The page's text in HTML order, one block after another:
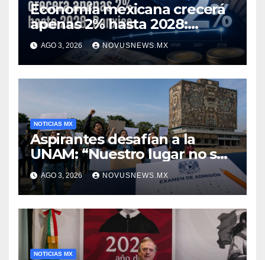
Economía mexicana crecerá
apenas 2% hasta 2028:
Banxico
AGO 3, 2026 NOVUSNEWS.MX
NOTICIAS MX
Aspirantes desafían a la
UNAM: “Nuestro lugar no se
negocia”
AGO 3, 2026 NOVUSNEWS.MX
NOTICIAS MX